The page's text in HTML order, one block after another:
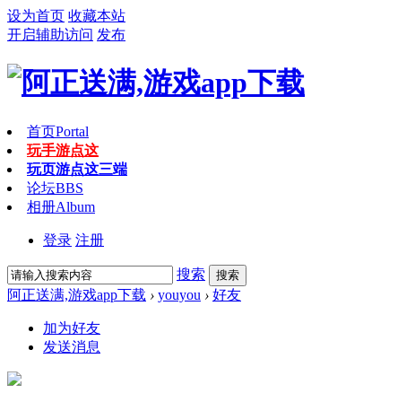
设为首页 收藏本站
开启辅助访问 发布
首页Portal
玩手游点这
玩页游点这三端
论坛BBS
相册Album
登录 注册
搜索 搜索
阿正送满,游戏app下载 › youyou › 好友
加为好友
发送消息